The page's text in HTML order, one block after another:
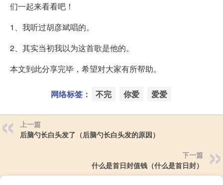
们一起来看看吧！
1、我听过胡彦斌唱的。
2、其实当初我以为这首歌是他的。
本文到此分享完毕，希望对大家有所帮助。
网络标签： 不完 你爱 爱爱
上一篇
后脑勺长白头发了（后脑勺长白头发的原因）
下一篇
什么是首日封值钱（什么是首日封）